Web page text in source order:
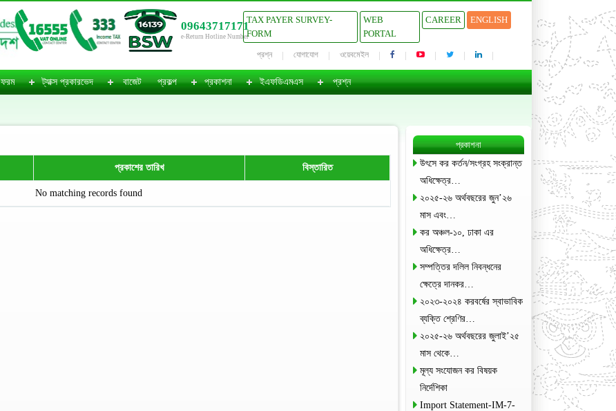
09643717171
e-Return Hotline Number
TAX PAYER SURVEY-
FORM
WEB
PORTAL
CAREER ENGLISH
প্রশ্ন যোগাযোগ ওয়েবমেইল
ফরম ট্যাক্স প্রকারভেদ বাজেট প্রকল্প প্রকাশনা ইএফডিএমএস প্রশ্ন
প্রকাশের তারিখ বিস্তারিত
No matching records found
প্রকাশনা
উৎসে কর কর্তন/সংগ্রহ সংক্রান্ত
অধিক্ষেত্র…
২০২৫-২৬ অর্থবছরের জুন’২৬
মাস এবং…
কর অঞ্চল-১০, ঢাকা এর
অধিক্ষেত্র…
সম্পত্তির দলিল নিবন্ধনের
ক্ষেত্রে দানকর…
২০২৩-২০২৪ করবর্ষের স্বাভাবিক
ব্যক্তি শ্রেণির…
২০২৫-২৬ অর্থবছরের জুলাই’২৫
মাস থেকে…
মূল্য সংযোজন কর বিষয়ক
নির্দেশিকা
Import Statement-IM-7-